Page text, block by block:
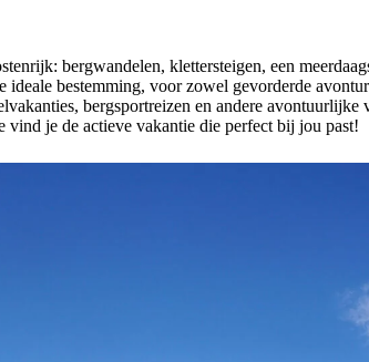
bergwandelen, klettersteigen, een
bestemming, voor zowel gevorderde
bergsportreizen en andere
je de actieve vakantie die perfect bij jou past!